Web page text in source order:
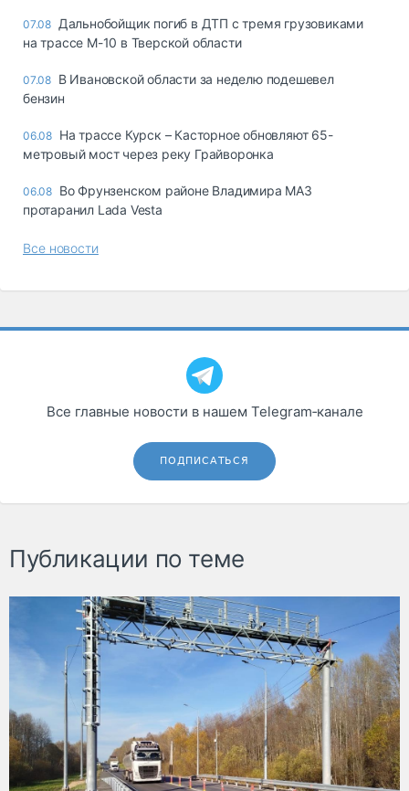
07.08 Дальнобойщик погиб в ДТП с тремя грузовиками
на трассе М-10 в Тверской области
07.08 В Ивановской области за неделю подешевел
бензин
06.08 На трассе Курск – Касторное обновляют 65-
метровый мост через реку Грайворонка
06.08 Во Фрунзенском районе Владимира МАЗ
протаранил Lada Vesta
Все новости
Все главные новости в нашем Telegram‑канале
ПОДПИСАТЬСЯ
Публикации по теме